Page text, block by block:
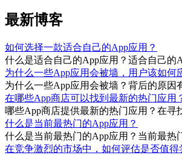
最新博客
如何选择一款适合自己的App应用？
什么是适合自己的App应用？适合自己的
为什么一些App应用会被墙，用户该如何
为什么一些App应用会被墙？背后的原因
在哪些App商店可以找到最新的热门应用
哪些App商店提供最新的热门应用？在寻
什么是当前最热门的App应用？
什么是当前最热门的App应用？当前最热
在竞争激烈的市场中，如何评估是否值